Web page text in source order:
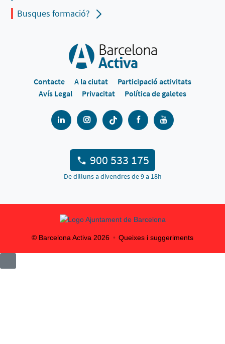
Busques formació?
Contacte A la ciutat
Participació activitats
Avís Legal
Privacitat Política de galetes
900 533 175
De dilluns a divendres de 9 a 18h
© Barcelona Activa 2026 Queixes i suggeriments